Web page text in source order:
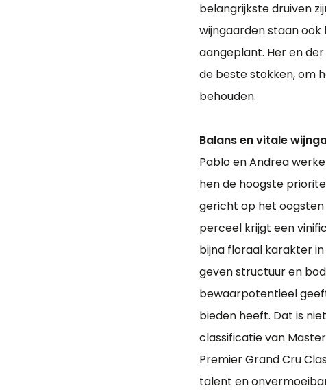
belangrijkste druiven
wijngaarden staan
aangeplant. Her en
de beste stokken, om
behouden.
Balans en vitale
Pablo en Andrea
hen de hoogste
gericht op het oogsten
perceel krijgt een
bijna floraal karakter
geven structuur en
bewaarpotentieel
bieden heeft. Dat is
classificatie van
Premier Grand Cru
talent en